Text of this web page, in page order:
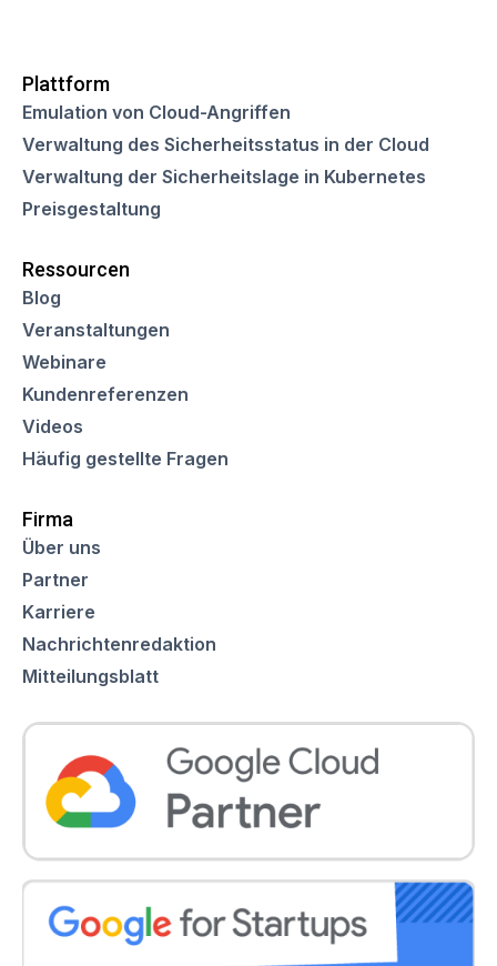
Plattform
Emulation von Cloud-Angriffen
Verwaltung des Sicherheitsstatus in der Cloud
Verwaltung der Sicherheitslage in Kubernetes
Preisgestaltung
Ressourcen
Blog
Veranstaltungen
Webinare
Kundenreferenzen
Videos
Häufig gestellte Fragen
Firma
Über uns
Partner
Karriere
Nachrichtenredaktion
Mitteilungsblatt